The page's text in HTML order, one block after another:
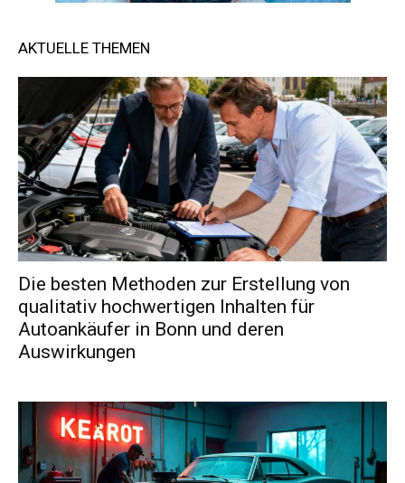
AKTUELLE THEMEN
Die besten Methoden zur Erstellung von
qualitativ hochwertigen Inhalten für
Autoankäufer in Bonn und deren
Auswirkungen